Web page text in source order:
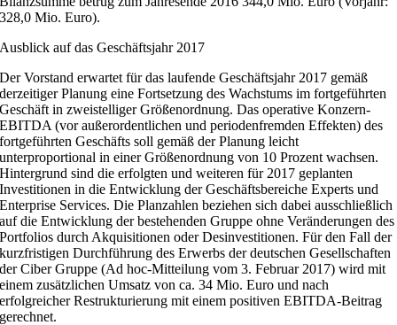
328,0 Mio. Euro).
Ausblick auf das Geschäftsjahr 2017
Der Vorstand erwartet für das laufende Geschäftsjahr 2017 gemäß
derzeitiger Planung eine Fortsetzung des Wachstums im fortgeführten
Geschäft in zweistelliger Größenordnung. Das operative Konzern-
EBITDA (vor außerordentlichen und periodenfremden Effekten) des
fortgeführten Geschäfts soll gemäß der Planung leicht
unterproportional in einer Größenordnung von 10 Prozent wachsen.
Hintergrund sind die erfolgten und weiteren für 2017 geplanten
Investitionen in die Entwicklung der Geschäftsbereiche Experts und
Enterprise Services. Die Planzahlen beziehen sich dabei ausschließlich
auf die Entwicklung der bestehenden Gruppe ohne Veränderungen des
Portfolios durch Akquisitionen oder Desinvestitionen. Für den Fall der
kurzfristigen Durchführung des Erwerbs der deutschen Gesellschaften
der Ciber Gruppe (Ad hoc-Mitteilung vom 3. Februar 2017) wird mit
einem zusätzlichen Umsatz von ca. 34 Mio. Euro und nach
erfolgreicher Restrukturierung mit einem positiven EBITDA-Beitrag
gerechnet.